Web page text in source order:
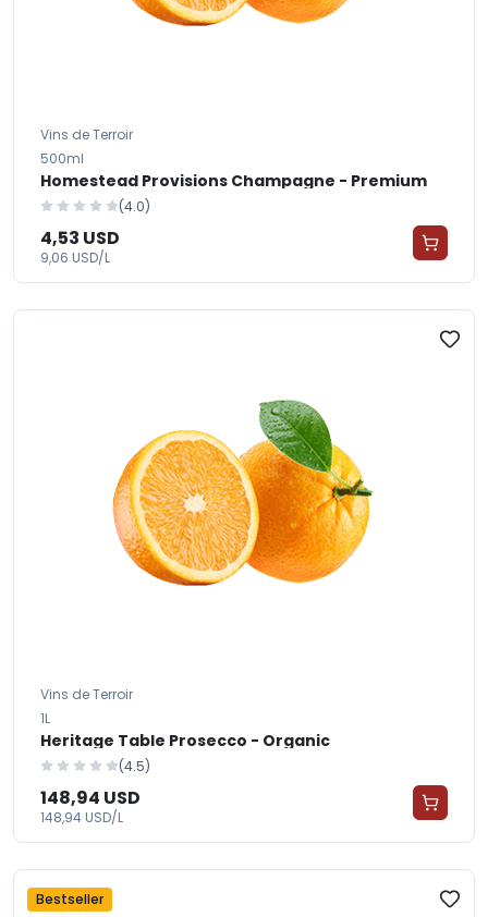
Vins de Terroir
500ml
Homestead Provisions Champagne - Premium
(4.0)
4,53 USD
9,06 USD/L
Vins de Terroir
1L
Heritage Table Prosecco - Organic
(4.5)
148,94 USD
148,94 USD/L
Bestseller